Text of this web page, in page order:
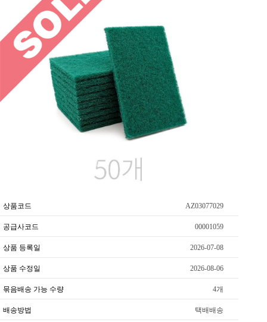
상품코드 AZ03077029
공급사코드 00001059
상품 등록일 2026-07-08
상품 수정일 2026-08-06
묶음배송 가능 수량 4개
배송방법 택배배송